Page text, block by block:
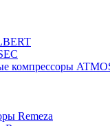
компрессоры
Remeza